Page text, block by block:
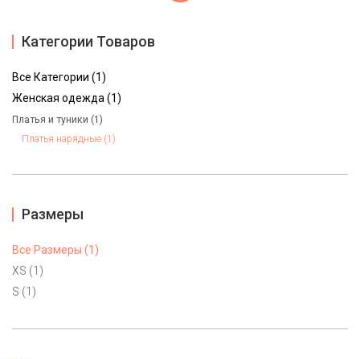
Категории Товаров
Все Категории (1)
Женская одежда (1)
Платья и туники (1)
Платья нарядные (1)
Размеры
Все Размеры (1)
XS (1)
S (1)